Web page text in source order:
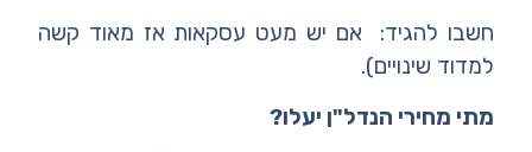
חשבו להגיד: אם יש מעט עסקאות אז מאוד קשה
למדוד שינויים).
מתי מחירי הנדל"ן יעלו?